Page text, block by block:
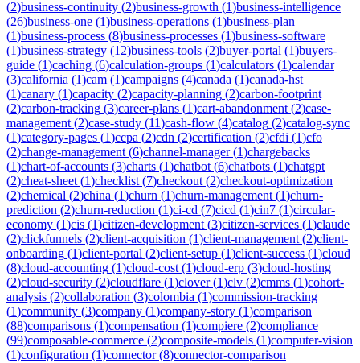
(2)business-continuity (2)business-growth (1)business-intelligence
(26)business-one (1)business-operations (1)business-plan
(1)business-process (8)business-processes (1)business-software
(1)business-strategy (12)business-tools (2)buyer-portal (1)buyers-
guide (1)caching (6)calculation-groups (1)calculators (1)calendar
(3)california (1)cam (1)campaigns (4)canada (1)canada-hst
(1)canary (1)capacity (2)capacity-planning (2)carbon-footprint
(2)carbon-tracking (3)career-plans (1)cart-abandonment (2)case-
management (2)case-study (11)cash-flow (4)catalog (2)catalog-sync
(1)category-pages (1)ccpa (2)cdn (2)certification (2)cfdi (1)cfo
(2)change-management (6)channel-manager(1)chargebacks
(1)chart-of-accounts (3)charts (1)chatbot (6)chatbots (1)chatgpt
(2)cheat-sheet (1)checklist (7)checkout (2)checkout-optimization
(2)chemical (2)china (1)churn (1)churn-management (1)churn-
prediction (2)churn-reduction (1)ci-cd (7)cicd (1)cin7 (1)circular-
economy (1)cis (1)citizen-development (3)citizen-services (1)claude
(2)clickfunnels (2)client-acquisition (1)client-management (2)client-
onboarding (1)client-portal (2)client-setup (1)client-success (1)cloud
(8)cloud-accounting (1)cloud-cost (1)cloud-erp (3)cloud-hosting
(2)cloud-security (2)cloudflare (1)clover(1)clv (2)cmms (1)cohort-
analysis (2)collaboration (3)colombia (1)commission-tracking
(1)community (3)company (1)company-story (1)comparison
(88)comparisons (1)compensation (1)compiere (2)compliance
(99)composable-commerce (2)composite-models (1)computer-vision
(1)configuration (1)connector(8)connector-comparison